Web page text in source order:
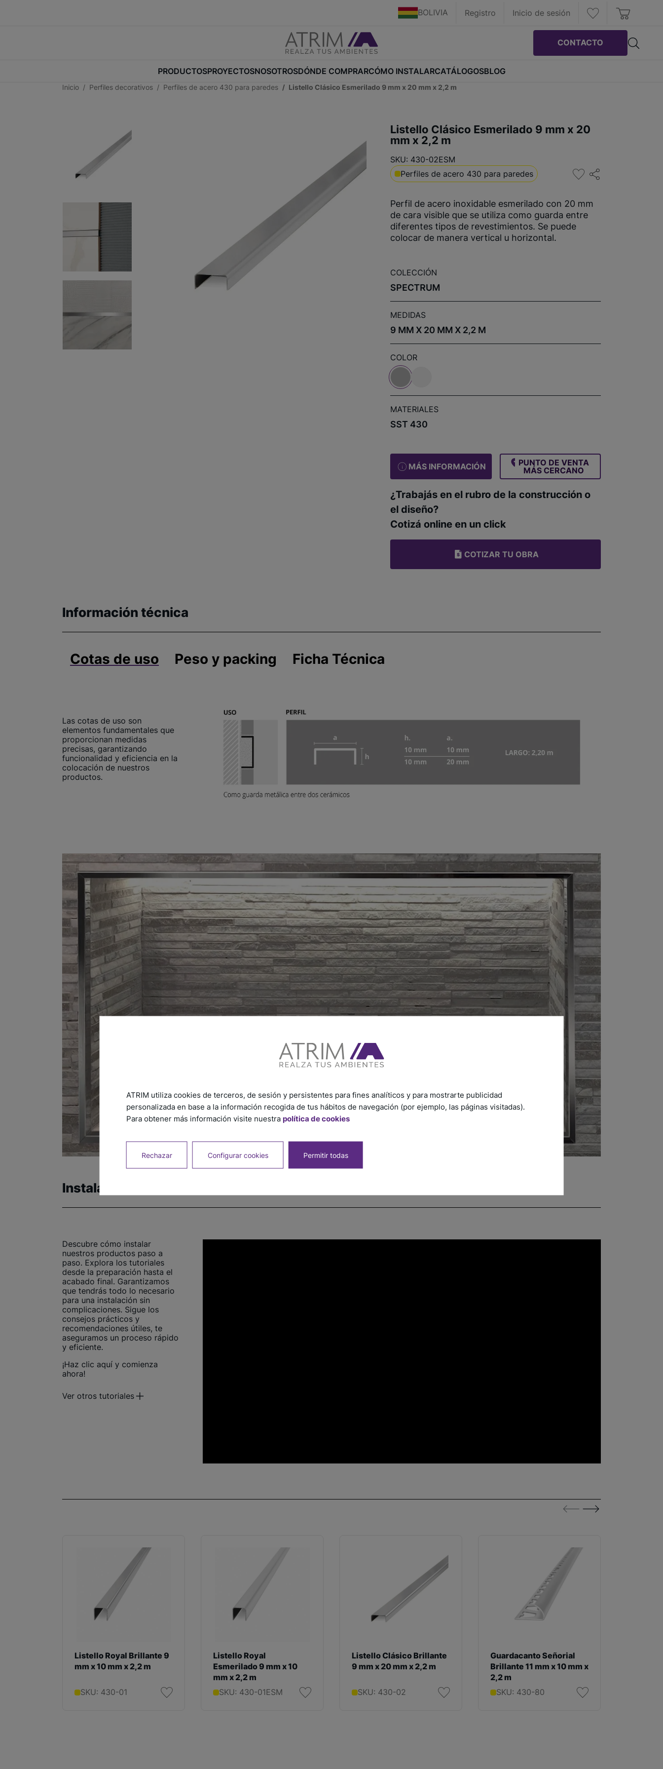
BOLIVIA Registro Inicio de sesión
CONTACTO
PRODUCTOSPROYECTOSNOSOTROSDÓNDE COMPRARCÓMO INSTALARCATÁLOGOSBLOG
Inicio Perfiles decorativos Perfiles de acero 430 para paredes Listello Clásico Esmerilado 9 mm x 20 mm x 2,2 m
Listello Clásico Esmerilado 9 mm x 20
mm x 2,2 m
SKU: 430-02ESM
Perfiles de acero 430 para paredes
Perfil de acero inoxidable esmerilado con 20 mm
de cara visible que se utiliza como guarda entre
diferentes tipos de revestimientos. Se puede
colocar de manera vertical u horizontal.
COLECCIÓN
SPECTRUM
MEDIDAS
9 MM X 20 MM X 2,2 M
COLOR
MATERIALES
SST 430
MÁS INFORMACIÓN
PUNTO DE VENTA
MÁS CERCANO
¿Trabajás en el rubro de la construcción o
el diseño?
Cotizá online en un click
COTIZAR TU OBRA
Información técnica
Cotas de uso Peso y packing Ficha Técnica
Las cotas de uso son
elementos fundamentales que
proporcionan medidas
precisas, garantizando
funcionalidad y eficiencia en la
colocación de nuestros
productos.
Instalación
Descubre cómo instalar
nuestros productos paso a
paso. Explora los tutoriales
desde la preparación hasta el
acabado final. Garantizamos
que tendrás todo lo necesario
para una instalación sin
complicaciones. Sigue los
consejos prácticos y
recomendaciones útiles, te
aseguramos un proceso rápido
y eficiente.
¡Haz clic aquí y comienza
ahora!
Ver otros tutoriales
Listello Royal Brillante 9
mm x 10 mm x 2,2 m
SKU: 430-01
Listello Royal
Esmerilado 9 mm x 10
mm x 2,2 m
SKU: 430-01ESM
Listello Clásico Brillante
9 mm x 20 mm x 2,2 m
SKU: 430-02
Guardacanto Señorial
Brillante 11 mm x 10 mm x
2,2 m
SKU: 430-80
ATRIM utiliza cookies de terceros, de sesión y persistentes para fines analíticos y para mostrarte publicidad
personalizada en base a la información recogida de tus hábitos de navegación (por ejemplo, las páginas visitadas).
Para obtener más información visite nuestra política de cookies
Rechazar Configurar cookies Permitir todas